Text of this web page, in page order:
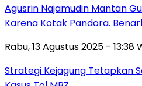
Agusrin Najamudin Mantan
Karena Kotak Pandora.
Rabu, 13 Agustus 2025 - 13:38
Strategi Kejagung Tetapkan